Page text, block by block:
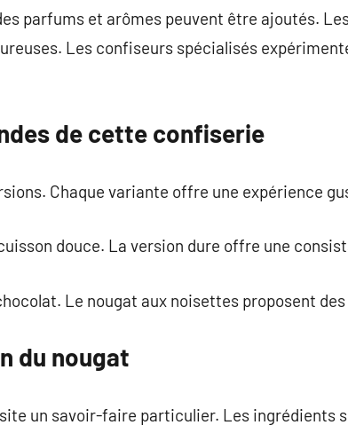
parfums et arômes peuvent être ajoutés.
Les confiseurs spécialisés
de cette confiserie
Chaque variante offre une expérience
douce. La version dure offre une
Le nougat aux noisettes proposent
du nougat
un savoir-faire particulier. Les ingrédients